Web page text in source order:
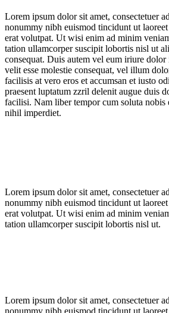
Lorem ipsum dolor sit amet, consectetuer
nonummy nibh euismod tincidunt ut
erat volutpat. Ut wisi enim ad minim
tation ullamcorper suscipit lobortis nisl ut
consequat. Duis autem vel eum iriure
velit esse molestie consequat, vel illum
facilisis at vero eros et accumsan et iusto
praesent luptatum zzril delenit augue duis
facilisi. Nam liber tempor cum soluta nobis
nihil imperdiet.
Lorem ipsum dolor sit amet, consectetuer
nonummy nibh euismod tincidunt ut
erat volutpat. Ut wisi enim ad minim
tation ullamcorper suscipit lobortis nisl ut.
Lorem ipsum dolor sit amet, consectetuer